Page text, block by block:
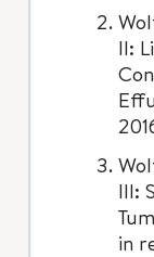
II:
III:
in